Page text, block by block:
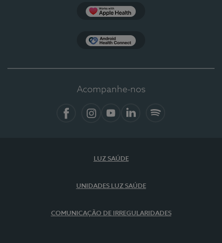
Acompanhe-nos
LUZ SAÚDE
UNIDADES LUZ SAÚDE
COMUNICAÇÃO DE IRREGULARIDADES